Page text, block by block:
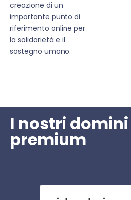
creazione di un
importante punto di
riferimento online per
la solidarietà e il
sostegno umano.
I nostri domini
premium